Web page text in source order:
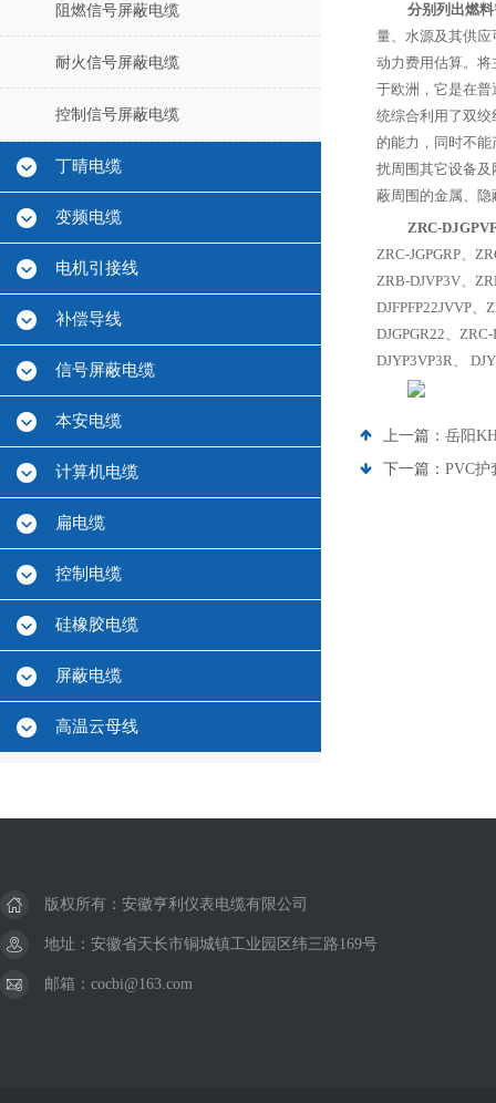
阻燃信号屏蔽电缆
耐火信号屏蔽电缆
控制信号屏蔽电缆
丁晴电缆
变频电缆
电机引接线
补偿导线
信号屏蔽电缆
本安电缆
计算机电缆
扁电缆
控制电缆
硅橡胶电缆
屏蔽电缆
高温云母线
分别列出燃
量、水源及其供
动力费用估算。
于欧洲，它是在
统综合利用了双
的能力，同时不
扰周围其它设备
蔽周围的金属、
ZRC-
ZRC-JGPGRP、
ZRB-DJVP3V、
DJFPFP22JVVP、
DJGPGR22、
DJYP3VP3R、
上一篇： 岳阳
下一篇： PVC护
版权所有：安徽亨利仪表电缆有限公司
地址：安徽省天长市铜城镇工业园区纬三路169号
邮箱：cocbi@163.com